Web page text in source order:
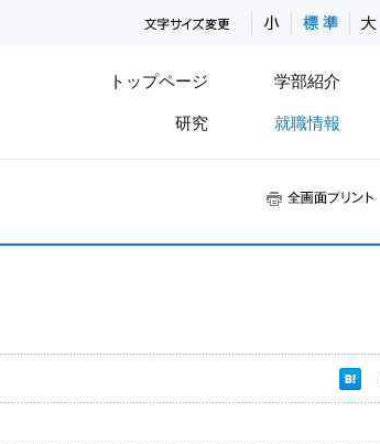
トップページ 学部紹介
研究 就職情報